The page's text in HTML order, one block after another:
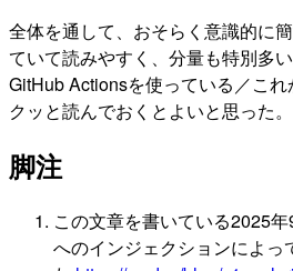
全体を通して、おそらく意識的に
ていて読みやすく、分量も特別多い
GitHub Actionsを使っている／こ
クッと読んでおくとよいと思った。
脚注
この文章を書いている2025
へのインジェクションによっ